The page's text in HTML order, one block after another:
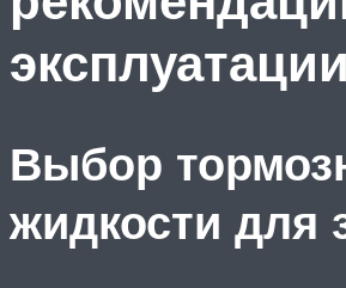
эксплуатации
Выбор
жидкости для